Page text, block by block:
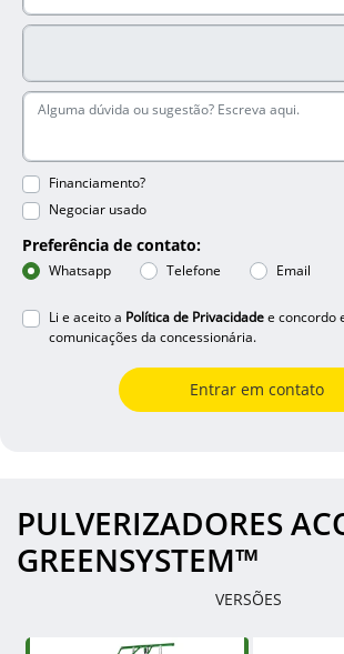
Financiamento?
Negociar usado
Preferência de contato:
Whatsapp Telefone Email
Li e aceito a Política de Privacidadee concordo
comunicações da concessionária.
Entrar em contato
PULVERIZADORES
GREENSYSTEM™
VERSÕES